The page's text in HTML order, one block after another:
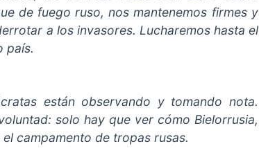
de fuego ruso, nos mantenemos firmes y
a los invasores. Lucharemos hasta el
país.
están observando y tomando nota.
solo hay que ver cómo Bielorrusia,
campamento de tropas rusas.